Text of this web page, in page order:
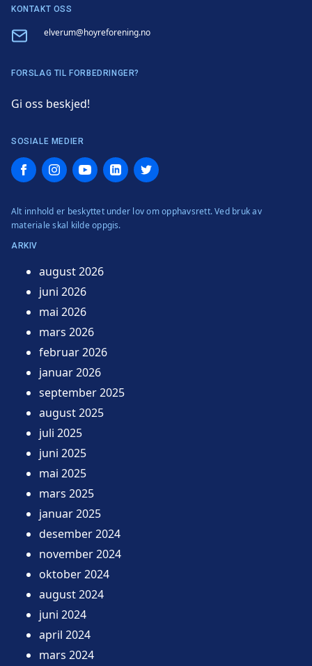
KONTAKT OSS
Email elverum@hoyreforening.no
FORSLAG TIL FORBEDRINGER?
Gi oss beskjed!
SOSIALE MEDIER
FacebookInstagramYouTubeLinkedInTwitter
Alt innhold er beskyttet under lov om opphavsrett. Ved bruk av
materiale skal kilde oppgis.
ARKIV
august 2026
juni 2026
mai 2026
mars 2026
februar 2026
januar 2026
september 2025
august 2025
juli 2025
juni 2025
mai 2025
mars 2025
januar 2025
desember 2024
november 2024
oktober 2024
august 2024
juni 2024
april 2024
mars 2024